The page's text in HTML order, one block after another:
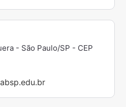
- São Paulo/SP - CEP